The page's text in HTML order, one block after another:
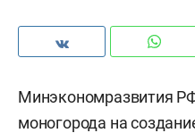
Минэкономразвития
моногорода на